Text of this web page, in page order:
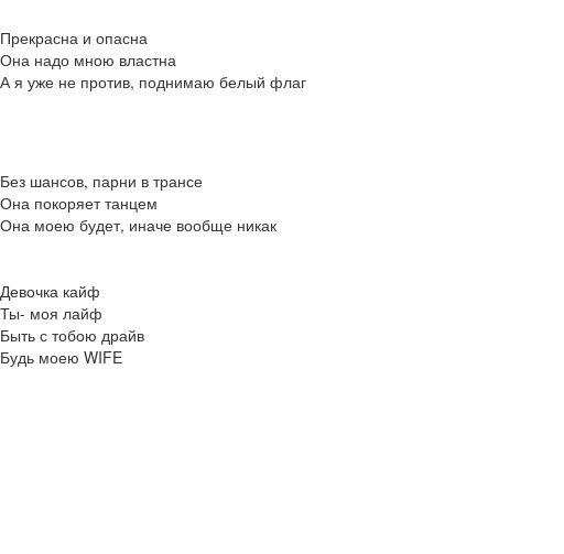
Прекрасна и опасна
Она надо мною властна
А я уже не против, поднимаю белый флаг
Без шансов, парни в трансе
Она покоряет танцем
Она моею будет, иначе вообще никак
Девочка кайф
Ты- моя лайф
Быть с тобою драйв
Будь моею WIFE